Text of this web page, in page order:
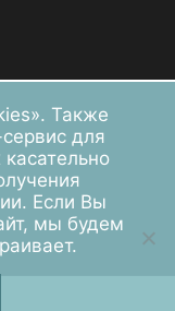
Также
для
Если Вы
мы будем